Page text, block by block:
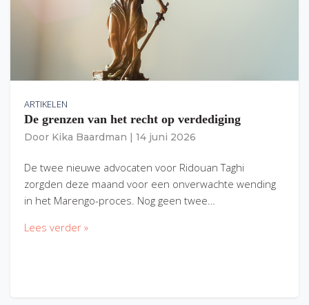
ARTIKELEN
De grenzen van het recht op verdediging
Door Kika Baardman 14 juni 2026
De twee nieuwe advocaten voor Ridouan Taghi
zorgden deze maand voor een onverwachte wending
in het Marengo-proces. Nog geen twee…
Lees verder »